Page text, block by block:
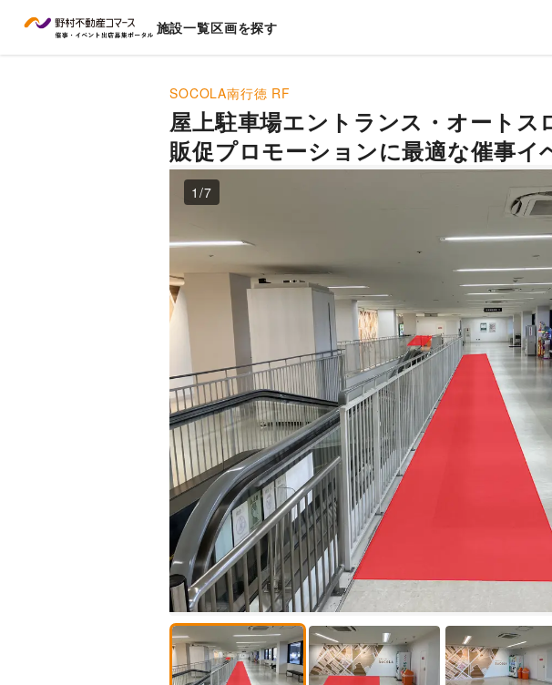
施設一覧区画を探す
SOCOLA南行徳 RF
屋上駐車場エントランス・オート
販促プロモーションに最適な催事イ
1 /7